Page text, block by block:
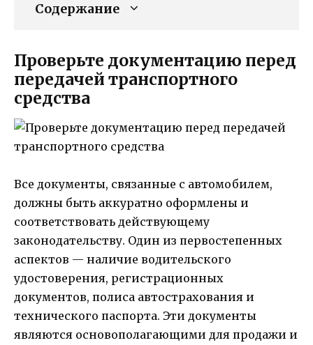
Содержание
Проверьте документацию перед
передачей транспортного
средства
Все документы, связанные с автомобилем,
должны быть аккуратно оформлены и
соответствовать действующему
законодательству. Один из первостепенных
аспектов — наличие водительского
удостоверения, регистрационных
документов, полиса автострахования и
технического паспорта. Эти документы
являются основополагающими для продажи и